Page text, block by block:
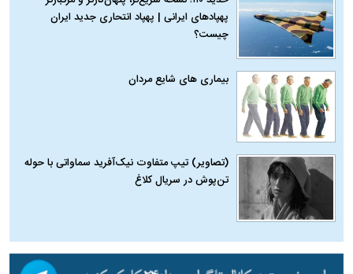
پهپادهای ایرانی | پهپاد انتحاری جدید ایران
چیست؟
بیماری‌ های شایع مردان
(تصاویر) تیپ متفاوت نیک‌آفرید سماواتی با حوله
تن‌پوش در سریال کلاغ